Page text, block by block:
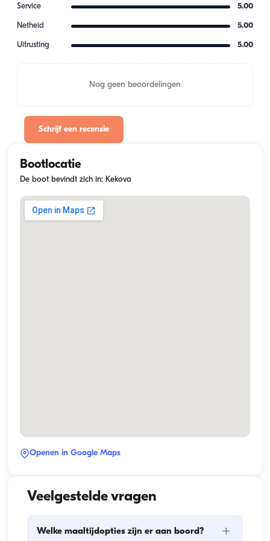
Service 5.00
Netheid 5.00
Uitrusting 5.00
Nog geen beoordelingen
Schrijf een recensie
Bootlocatie
De boot bevindt zich in: Kekova
Openen in Google Maps
Veelgestelde vragen
Welke maaltijdopties zijn er aan boord? +